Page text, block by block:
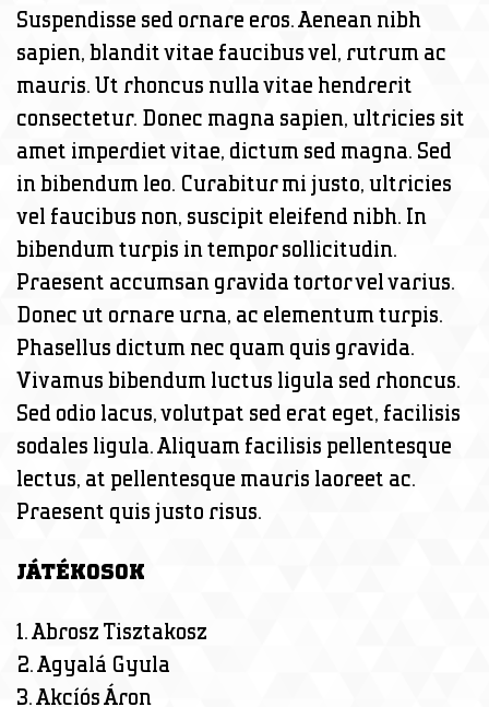
Suspendisse sed ornare eros. Aenean nibh
sapien, blandit vitae faucibus vel, rutrum ac
mauris. Ut rhoncus nulla vitae hendrerit
consectetur. Donec magna sapien, ultricies sit
amet imperdiet vitae, dictum sed magna. Sed
in bibendum leo. Curabitur mi justo, ultricies
vel faucibus non, suscipit eleifend nibh. In
bibendum turpis in tempor sollicitudin.
Praesent accumsan gravida tortor vel varius.
Donec ut ornare urna, ac elementum turpis.
Phasellus dictum nec quam quis gravida.
Vivamus bibendum luctus ligula sed rhoncus.
Sed odio lacus, volutpat sed erat eget, facilisis
sodales ligula. Aliquam facilisis pellentesque
lectus, at pellentesque mauris laoreet ac.
Praesent quis justo risus.
JÁTÉKOSOK
1. Abrosz Tisztakosz
2. Agyalá Gyula
3. Akcíós Áron